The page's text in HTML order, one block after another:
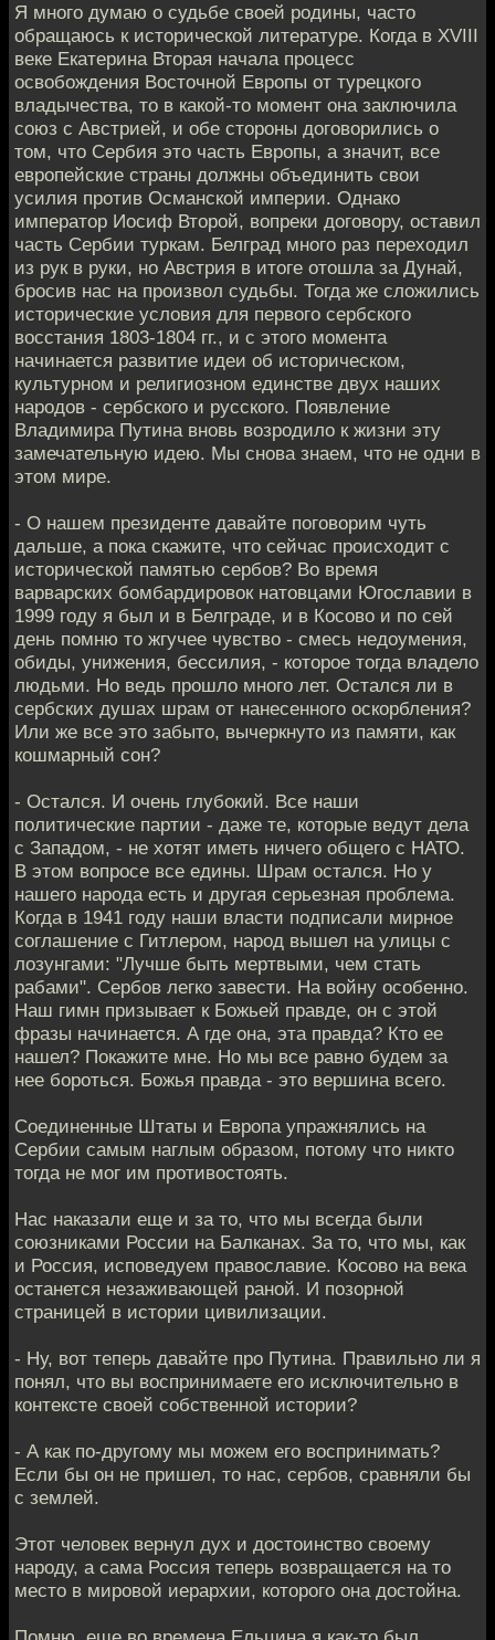
Я много думаю о судьбе своей родины, часто
обращаюсь к исторической литературе. Когда в XVIII
веке Екатерина Вторая начала процесс
освобождения Восточной Европы от турецкого
владычества, то в какой-то момент она заключила
союз с Австрией, и обе стороны договорились о
том, что Сербия это часть Европы, а значит, все
европейские страны должны объединить свои
усилия против Османской империи. Однако
император Иосиф Второй, вопреки договору, оставил
часть Сербии туркам. Белград много раз переходил
из рук в руки, но Австрия в итоге отошла за Дунай,
бросив нас на произвол судьбы. Тогда же сложились
исторические условия для первого сербского
восстания 1803-1804 гг., и с этого момента
начинается развитие идеи об историческом,
культурном и религиозном единстве двух наших
народов - сербского и русского. Появление
Владимира Путина вновь возродило к жизни эту
замечательную идею. Мы снова знаем, что не одни в
этом мире.
- О нашем президенте давайте поговорим чуть
дальше, а пока скажите, что сейчас происходит с
исторической памятью сербов? Во время
варварских бомбардировок натовцами Югославии в
1999 году я был и в Белграде, и в Косово и по сей
день помню то жгучее чувство - смесь недоумения,
обиды, унижения, бессилия, - которое тогда владело
людьми. Но ведь прошло много лет. Остался ли в
сербских душах шрам от нанесенного оскорбления?
Или же все это забыто, вычеркнуто из памяти, как
кошмарный сон?
- Остался. И очень глубокий. Все наши
политические партии - даже те, которые ведут дела
с Западом, - не хотят иметь ничего общего с НАТО.
В этом вопросе все едины. Шрам остался. Но у
нашего народа есть и другая серьезная проблема.
Когда в 1941 году наши власти подписали мирное
соглашение с Гитлером, народ вышел на улицы с
лозунгами: "Лучше быть мертвыми, чем стать
рабами". Сербов легко завести. На войну особенно.
Наш гимн призывает к Божьей правде, он с этой
фразы начинается. А где она, эта правда? Кто ее
нашел? Покажите мне. Но мы все равно будем за
нее бороться. Божья правда - это вершина всего.
Соединенные Штаты и Европа упражнялись на
Сербии самым наглым образом, потому что никто
тогда не мог им противостоять.
Нас наказали еще и за то, что мы всегда были
союзниками России на Балканах. За то, что мы, как
и Россия, исповедуем православие. Косово на века
останется незаживающей раной. И позорной
страницей в истории цивилизации.
- Ну, вот теперь давайте про Путина. Правильно ли я
понял, что вы воспринимаете его исключительно в
контексте своей собственной истории?
- А как по-другому мы можем его воспринимать?
Если бы он не пришел, то нас, сербов, сравняли бы
с землей.
Этот человек вернул дух и достоинство своему
народу, а сама Россия теперь возвращается на то
место в мировой иерархии, которого она достойна.